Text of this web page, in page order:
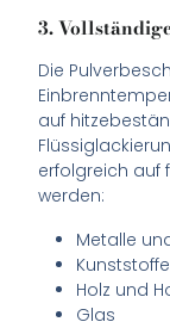
3.
Die
auf
erfolgreich auf
werden:
Metalle
Holz und
Glas